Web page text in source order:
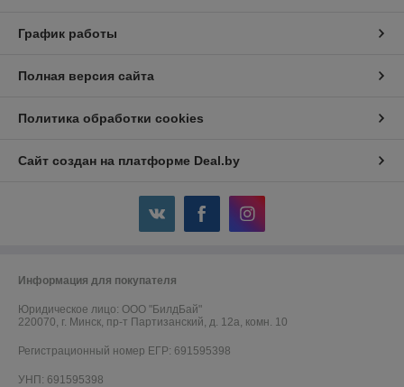
График работы
Полная версия сайта
Политика обработки cookies
Сайт создан на платформе Deal.by
Информация для покупателя
Юридическое лицо: ООО "БилдБай"
220070, г. Минск, пр-т Партизанский, д. 12а, комн. 10
Регистрационный номер ЕГР: 691595398
УНП: 691595398